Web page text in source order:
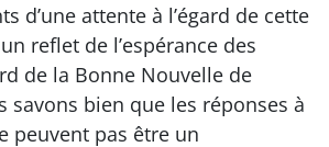
d’une attente à l’égard de cette
reflet de l’espérance des
de la Bonne Nouvelle de
savons bien que les réponses à
peuvent pas être un